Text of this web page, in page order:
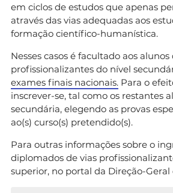
em ciclos de estudos que apenas
através das vias adequadas aos
formação científico-humanística.
Nesses casos é facultado aos alunos
profissionalizantes do nível
exames finais nacionais. Para o
inscrever-se, tal como os restantes
secundária, elegendo as provas
ao(s) curso(s) pretendido(s).
Para outras informações sobre o
diplomados de vias
superior, no portal da Direção-Geral